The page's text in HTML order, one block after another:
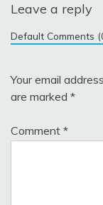
Leave a reply
Default Comments
Your email
are marked *
Comment *